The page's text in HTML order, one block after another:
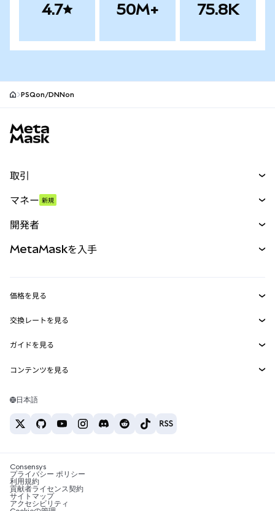
4.7 50M+ 75.8K
PSQon/DNNon
取引
パーペチュアル
RWA
マネー 新規
開発者
MetaMask Connect
Snaps
Web3サービス
MetaMaskを入手
セキュリティ
サポート
キャリア
お問い合わせ
価格を見る
イーサリアムの価格
Solanaの価格
Tetherの価格
交換レートを見る
ETH→USD
USDT→INR
BTC→INR
ETH→USDT
ガイドを見る
ETHの購入
USDTの購入
SHIBの購入
BNBの購入
コンテンツを見る
Solanaウォレット
税制関連ニュース
暗号資産の購入方法は？
ビットコインを売るには？
日本語
Consensys
プライバシー ポリシー
利用規約
貢献者ライセンス契約
サイトマップ
アクセシビリティ